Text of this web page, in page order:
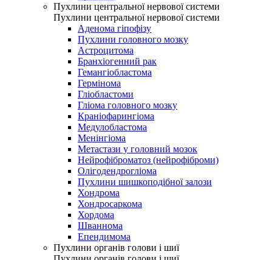
Пухлини центральної нервової системи
Пухлини центральної нервової системи
Аденома гіпофізу
Пухлини головного мозку
Астроцитома
Бранхіогенний рак
Гемангіобластома
Гермінома
Гліобластоми
Гліома головного мозку
Краніофарингіома
Медулобластома
Менінгіома
Метастази у головний мозок
Нейрофіброматоз (нейрофіброми)
Олігодендрогліома
Пухлини шишкоподібної залози
Хондрома
Хондросаркома
Хордома
Шваннома
Епендимома
Пухлини органів голови і шиї